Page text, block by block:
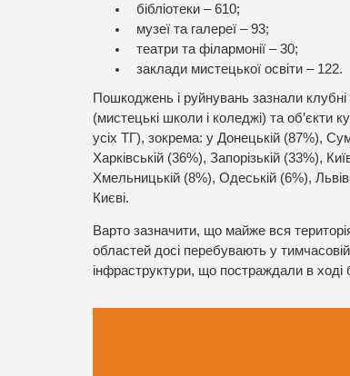
бібліотеки – 610;
музеї та галереї – 93;
театри та філармонії – 30;
заклади мистецької освіти – 122.
Пошкоджень і руйнувань зазнали клубні
(мистецькі школи і коледжі) та об’єкти
усіх ТГ), зокрема: у Донецькій (87%),
Харківській (36%), Запорізькій (33%),
Хмельницькій (8%), Одеській (6%),
Києві.
Варто зазначити, що майже вся
областей досі перебувають у
інфраструктури, що постраждали в ході